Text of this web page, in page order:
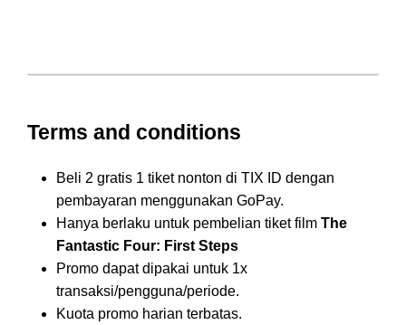
Terms and conditions
Beli 2 gratis 1 tiket nonton di TIX ID dengan
pembayaran menggunakan GoPay.
Hanya berlaku untuk pembelian tiket film The
Fantastic Four: First Steps
Promo dapat dipakai untuk 1x
transaksi/pengguna/periode.
Kuota promo harian terbatas.